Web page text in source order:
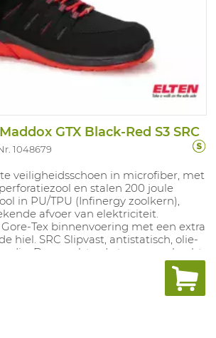
GTX Black-Red S3 SRC
1048679
veiligheidsschoen in microfiber, met
en stalen 200 joule
in PU/TPU (Infinergy zoolkern),
afvoer van elektriciteit.
Tex binnenvoering met een extra
hiel. SRC Slipvast, antistatisch, olie-
De gepolsterde tong en schacht
en voorkomen de vorming
Maten: 40-48.